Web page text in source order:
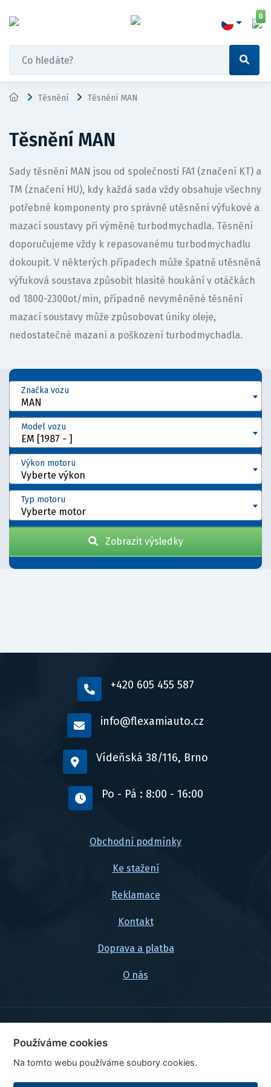
0
Těsnění Těsnění MAN
Těsnění MAN
Sady těsnění MAN jsou od společnosti FA1 (značení KT) a
TM (značení HU), kdy každá sada vždy obsahuje všechny
potřebné komponenty pro správně utěsnění výfukové a
mazací soustavy při výměně turbodmychadla. Těsnění
doporučujeme vždy k repasovanému turbodmychadlu
dokoupit. V některých případech může špatně utěsněná
výfuková soustava způsobit hlasité houkání v otáčkách
od 1800-2300ot/min, případně nevyměněné těsnění
mazací soustavy může způsobovat úniky oleje,
nedostatečné mazaní a poškození turbodmychadla.
MAN
Značka vozu
EM [1987 - ]
Model vozu
Vyberte výkon
Výkon motoru
Vyberte motor
Typ motoru
Zobrazit výsledky
+420 605 455 587
info@flexamiauto.cz
Vídeňská 38/116, Brno
Po - Pá : 8:00 - 16:00
Obchodní podmínky
Ke stažení
Reklamace
Kontakt
Doprava a platba
O nás
© 2026, FlexaMi Auto s.r.o.
Ceny jsou uvedeny vč. DPH
Používáme cookies
Na tomto webu používáme soubory cookies.